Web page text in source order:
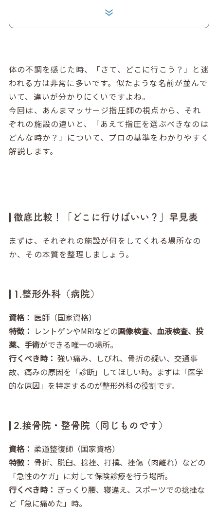
体の不調を感じた時、「さて、どこに行こう？」と迷
われる方は非常に多いです。似たような名前が並んで
いて、違いが分かりにくいですよね。
今回は、あんまマッサージ指圧師の視点から、それ
ぞれの施設の違いと、「あえて指圧を選ぶべきなのは
どんな時か？」について、プロの基準をわかりやすく
解説します。
徹底比較！「どこに行けばいい？」早見表
まずは、それぞれの施設が何をしてくれる場所なの
か、その本質を整理しましょう。
1.整形外科（病院）
資格： 医師（国家資格）
特徴： レントゲンやMRIなどの画像検査、血液検査、投
薬、手術ができる唯一の場所。
行くべき時： 強い痛み、しびれ、骨折の疑い、交通事
故、痛みの原因を「診断」してほしい時。まずは「医学
的な原因」を特定するのが整形外科の役割です。
2.接骨院・整骨院（同じものです）
資格： 柔道整復師（国家資格）
特徴： 骨折、脱臼、捻挫、打撲、挫傷（肉離れ）などの
「急性のケガ」に対して保険診療を行う場所。
行くべき時： ぎっくり腰、寝違え、スポーツでの捻挫な
ど「急に痛めた」時。